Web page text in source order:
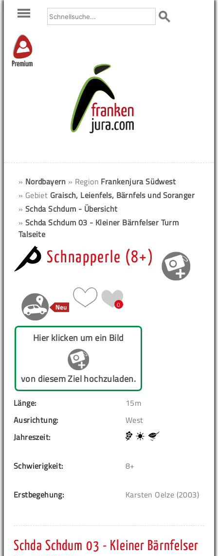
Premium
» Nordbayern » Region Frankenjura Südwest
» Gebiet Graisch, Leienfels, Bärnfels und Soranger
» Schda Schdum - Übersicht
» Schda Schdum 03 - Kleiner Bärnfelser Turm
Talseite
Schnapperle (8+)
0
Hier klicken um ein Bild
von diesem Ziel hochzuladen.
Länge:
15m
Ausrichtung:
West
Jahreszeit:
Schwierigkeit: 8+
Erstbegehung: Karsten Oelze (2003)
Schda Schdum 03 - Kleiner Bärnfelser